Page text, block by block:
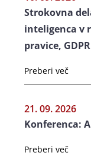
Strokovna
inteligenca v
pravice,
Preberi več
21. 09. 2026
Konferenca:
Preberi več